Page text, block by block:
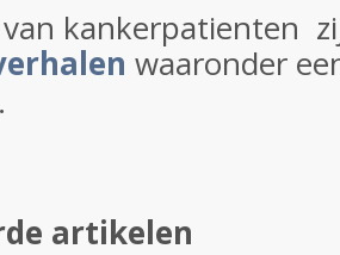
kankerpatienten
waaronder
artikelen